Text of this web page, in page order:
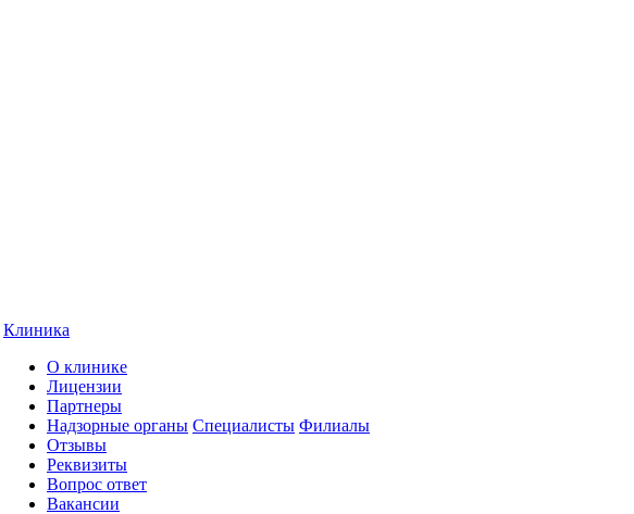
Клиника
О клинике
Лицензии
Партнеры
Надзорные органы
Отзывы
Реквизиты
Вопрос ответ
Вакансии
Специалисты Филиалы